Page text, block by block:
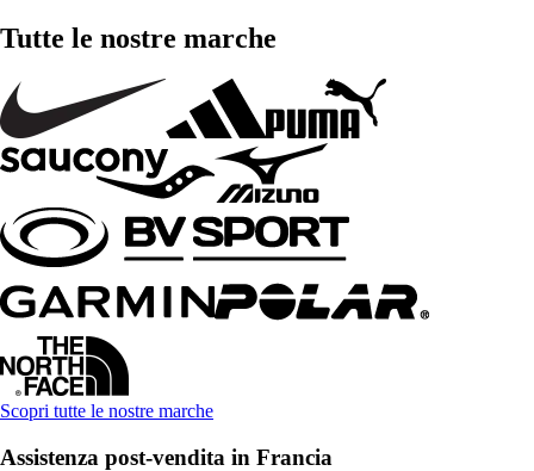
Tutte le nostre marche
Scopri tutte le nostre marche
Assistenza post-vendita in Francia